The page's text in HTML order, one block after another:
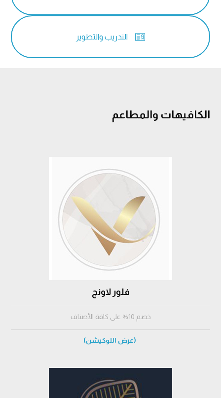
 التدريب والتطوير
الكافيهات والمطاعم
فلور لاونج
خصم 10% على كافة الأصناف
(عرض اللوكيشن)